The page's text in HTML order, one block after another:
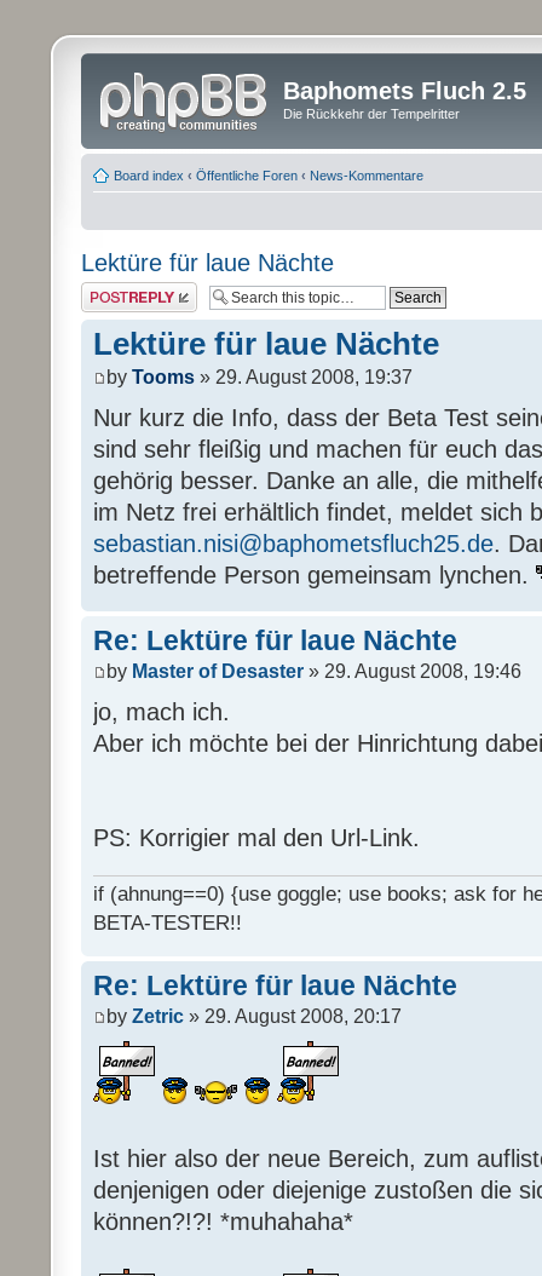
Baphomets Fluch 2.5
Die Rückkehr der Tempelritter
Board index ‹ Öffentliche Foren ‹ News-Kommentare
Lektüre für laue Nächte
Post a reply
Lektüre für laue Nächte
by Tooms » 29. August 2008, 19:37
Nur kurz die Info, dass der Beta Test
sind sehr fleißig und machen für euch
gehörig besser. Danke an alle, die
im Netz frei erhältlich findet, meldet sich
sebastian.nisi@baphometsfluch25.de.
betreffende Person gemeinsam lynchen.
Re: Lektüre für laue Nächte
by Master of Desaster » 29. August 2008, 19:46
jo, mach ich.
Aber ich möchte bei der Hinrichtung
PS: Korrigier mal den Url-Link.
if (ahnung==0) {use goggle; use books; ask for
BETA-TESTER!!
Re: Lektüre für laue Nächte
by Zetric » 29. August 2008, 20:17
Ist hier also der neue Bereich, zum
denjenigen oder diejenige zustoßen die
können?!?! *muhahaha*